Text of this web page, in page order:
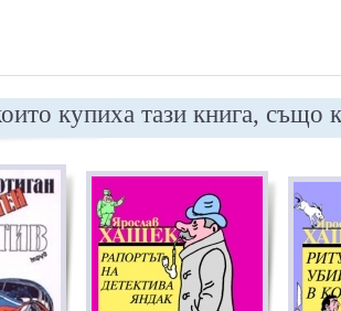
купиха тази книга, също